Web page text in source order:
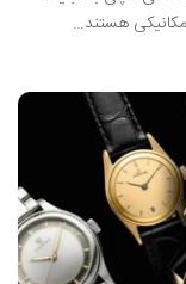
هستند…